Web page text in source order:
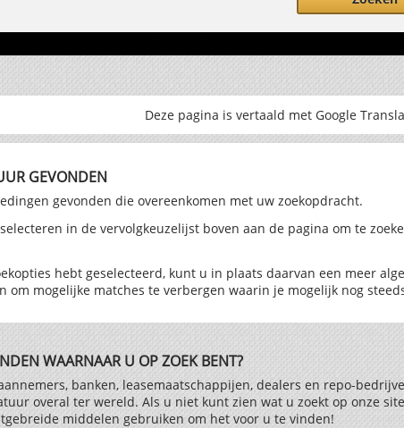
Deze pagina is vertaald met Google
GEVONDEN
gevonden die overeenkomen met uw zoekopdracht.
in de vervolgkeuzelijst boven aan de pagina om te
hebt geselecteerd, kunt u in plaats daarvan een meer
om mogelijke matches te verbergen waarin je mogelijk nog
WAARNAAR U OP ZOEK BENT?
banken, leasemaatschappijen, dealers en repo-
overal ter wereld. Als u niet kunt zien wat u zoekt op onze
middelen gebruiken om het voor u te vinden!